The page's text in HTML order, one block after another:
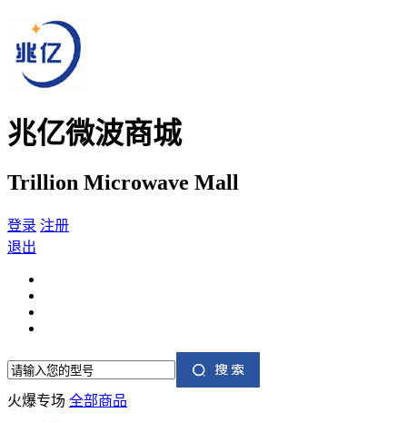
兆亿微波商城
Trillion Microwave Mall
登录 注册
退出
火爆专场 全部商品